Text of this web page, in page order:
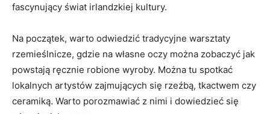
⁤fascynujący świat irlandzkiej kultury.
Na ​początek,⁢ warto⁣ odwiedzić tradycyjne ⁣warsztaty‍
rzemieślnicze, gdzie na własne oczy można zobaczyć jak
powstają ręcznie robione wyroby. Można tu spotkać
lokalnych artystów zajmujących się rzeźbą, tkactwem czy
ceramiką. Warto porozmawiać z nimi i dowiedzieć się